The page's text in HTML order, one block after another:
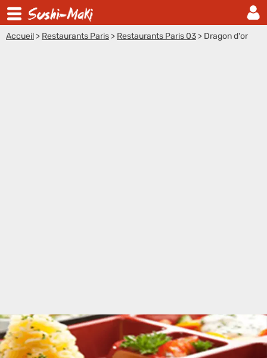
Accueil > Restaurants Paris > Restaurants Paris 03 > Dragon d'or